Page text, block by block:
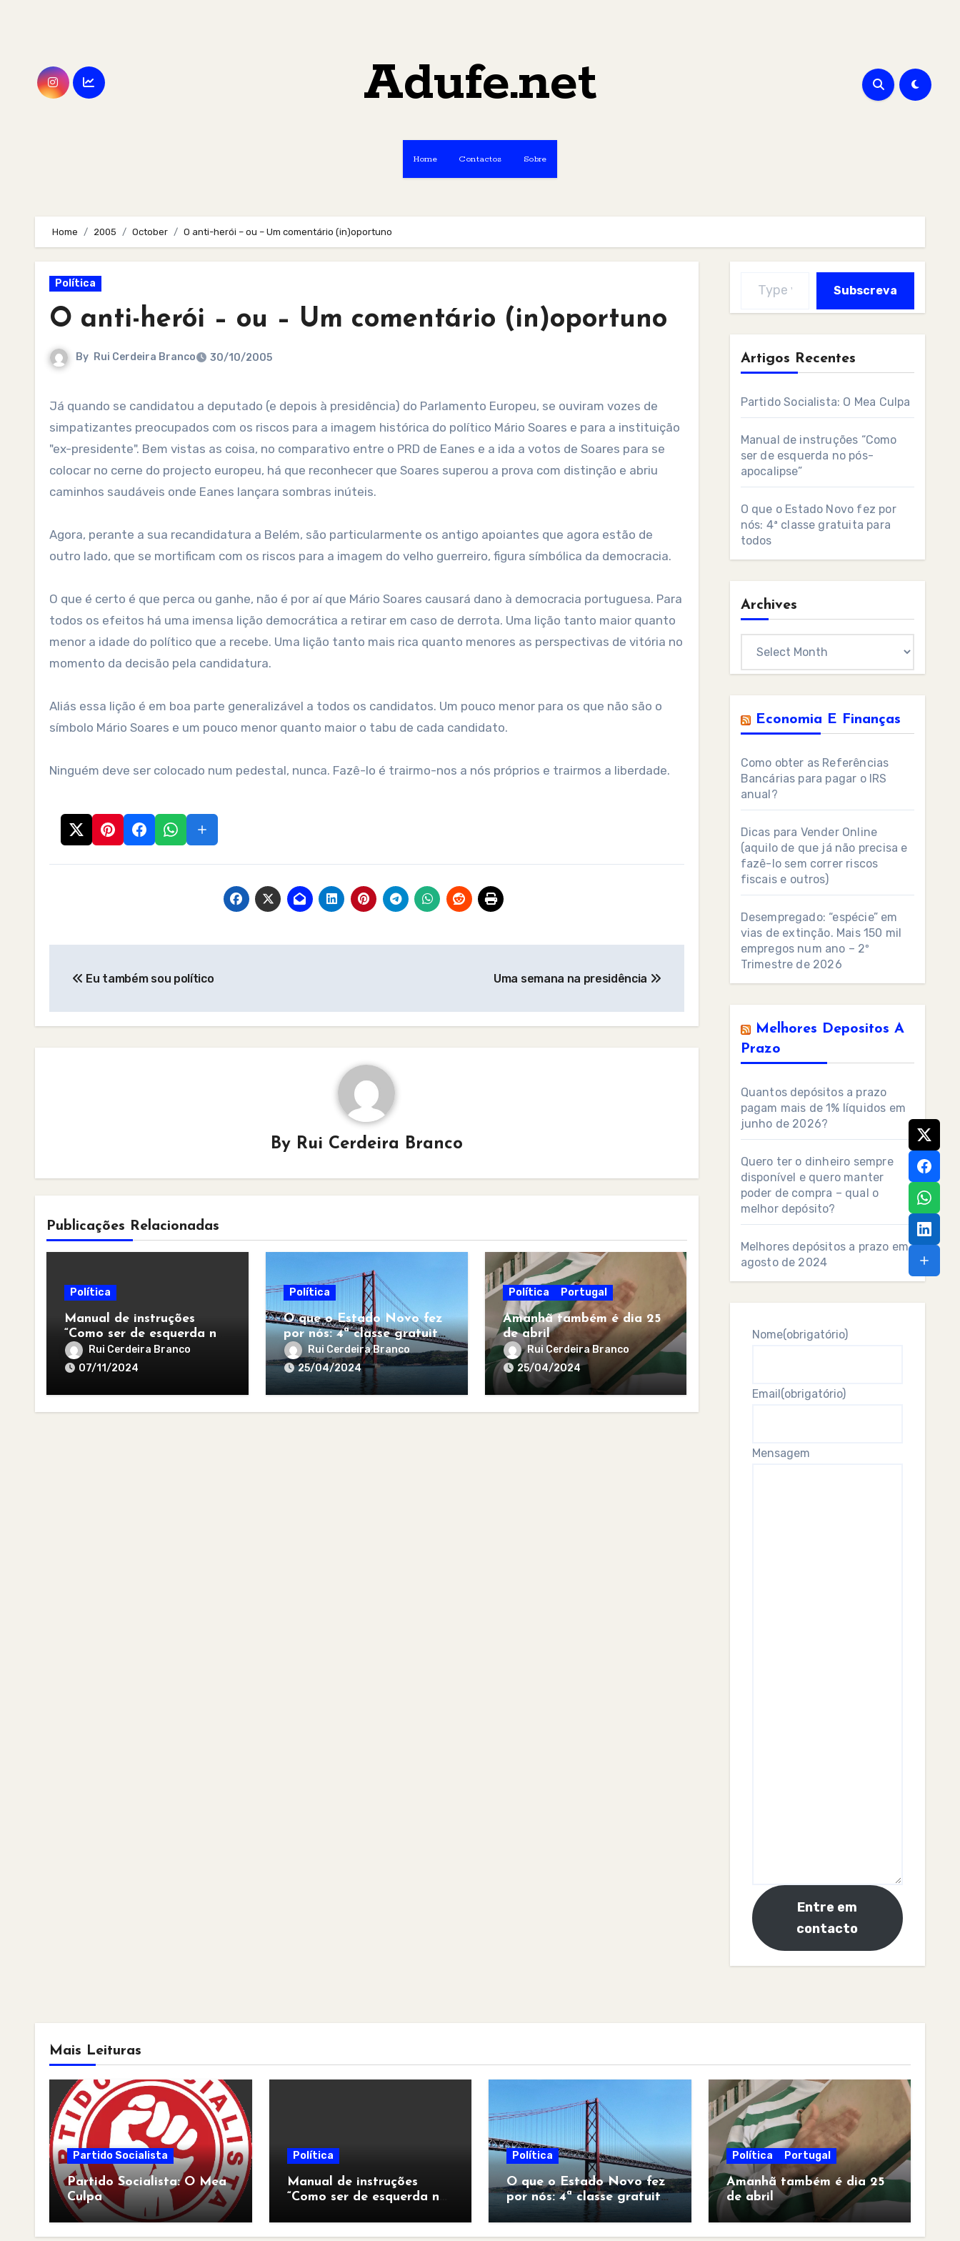
Adufe.net
Home Contactos Sobre
Home 2005 October O anti-herói – ou – Um comentário (in)oportuno
Política
O anti-herói – ou – Um comentário (in)oportuno
By Rui Cerdeira Branco 30/10/2005
Já quando se candidatou a deputado (e depois à presidência) do Parlamento Europeu, se ouviram vozes de
simpatizantes preocupados com os riscos para a imagem histórica do político Mário Soares e para a instituição
"ex-presidente". Bem vistas as coisa, no comparativo entre o PRD de Eanes e a ida a votos de Soares para se
colocar no cerne do projecto europeu, há que reconhecer que Soares superou a prova com distinção e abriu
caminhos saudáveis onde Eanes lançara sombras inúteis.
Agora, perante a sua recandidatura a Belém, são particularmente os antigo apoiantes que agora estão de
outro lado, que se mortificam com os riscos para a imagem do velho guerreiro, figura símbólica da democracia.
O que é certo é que perca ou ganhe, não é por aí que Mário Soares causará dano à democracia portuguesa. Para
todos os efeitos há uma imensa lição democrática a retirar em caso de derrota. Uma lição tanto maior quanto
menor a idade do político que a recebe. Uma lição tanto mais rica quanto menores as perspectivas de vitória no
momento da decisão pela candidatura.
Aliás essa lição é em boa parte generalizável a todos os candidatos. Um pouco menor para os que não são o
símbolo Mário Soares e um pouco menor quanto maior o tabu de cada candidato.
Ninguém deve ser colocado num pedestal, nunca. Fazê-lo é trairmo-nos a nós próprios e trairmos a liberdade.
navigation
Eu também sou político Uma semana na presidência
By Rui Cerdeira Branco
Publicações Relacionadas
Política
Manual de instruções
“Como ser de esquerda no
pós-apocalipse”
Rui Cerdeira Branco
07/11/2024
Política
O que o Estado Novo fez
por nós: 4ª classe gratuita
para todos
Rui Cerdeira Branco
25/04/2024
Política Portugal
Amanhã também é dia 25
de abril
Rui Cerdeira Branco
25/04/2024
Subscreva
Artigos Recentes
Partido Socialista: O Mea Culpa
Manual de instruções “Como
ser de esquerda no pós-
apocalipse”
O que o Estado Novo fez por
nós: 4ª classe gratuita para
todos
Archives
Economia E Finanças
Como obter as Referências
Bancárias para pagar o IRS
anual?
Dicas para Vender Online
(aquilo de que já não precisa e
fazê-lo sem correr riscos
fiscais e outros)
Desempregado: “espécie” em
vias de extinção. Mais 150 mil
empregos num ano – 2º
Trimestre de 2026
Melhores Depositos A
Prazo
Quantos depósitos a prazo
pagam mais de 1% líquidos em
junho de 2026?
Quero ter o dinheiro sempre
disponível e quero manter
poder de compra – qual o
melhor depósito?
Melhores depósitos a prazo em
agosto de 2024
Nome(obrigatório)
Email(obrigatório)
Mensagem
Entre em
contacto
Mais Leituras
Partido Socialista
Partido Socialista: O Mea
Culpa
Política
Manual de instruções
“Como ser de esquerda no
Política
O que o Estado Novo fez
por nós: 4ª classe gratuita
para todos
Política Portugal
Amanhã também é dia 25
de abril